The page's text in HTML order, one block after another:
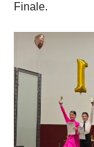
Finale.